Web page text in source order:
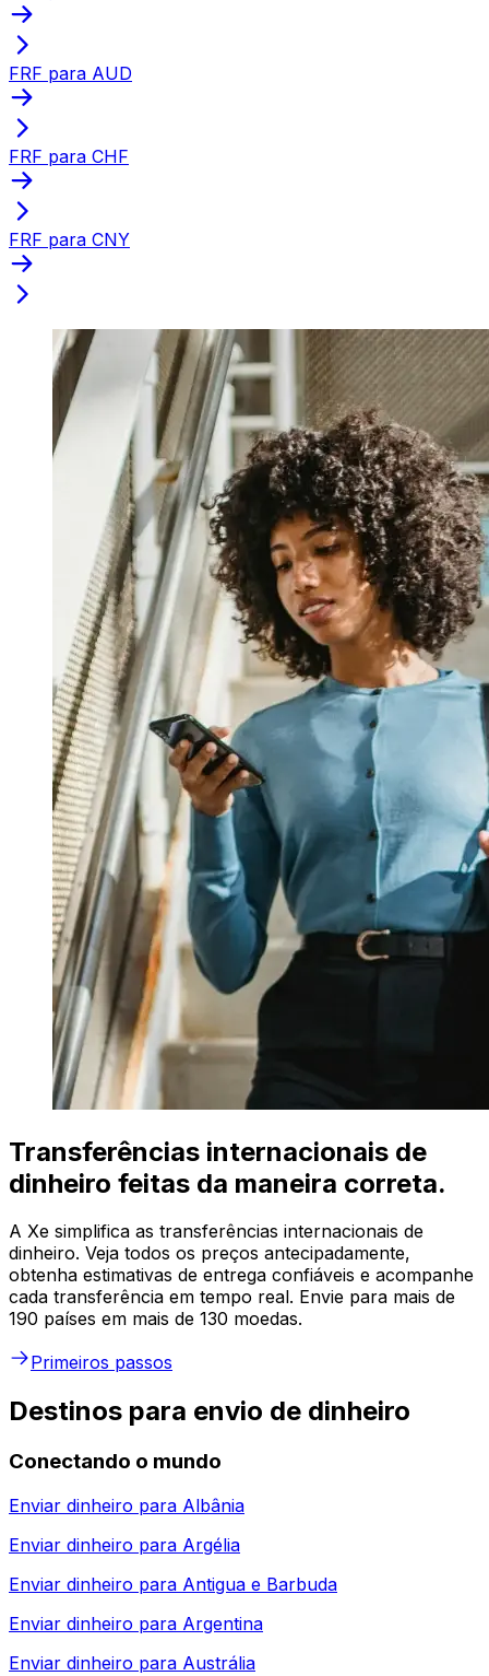
FRF para AUD
FRF para CHF
FRF para CNY
Transferências internacionais de
dinheiro feitas da maneira correta.
A Xe simplifica as transferências internacionais de
dinheiro. Veja todos os preços antecipadamente,
obtenha estimativas de entrega confiáveis e acompanhe
cada transferência em tempo real. Envie para mais de
190 países em mais de 130 moedas.
Primeiros passos
Destinos para envio de dinheiro
Conectando o mundo
Enviar dinheiro para Albânia
Enviar dinheiro para Argélia
Enviar dinheiro para Antigua e Barbuda
Enviar dinheiro para Argentina
Enviar dinheiro para Austrália